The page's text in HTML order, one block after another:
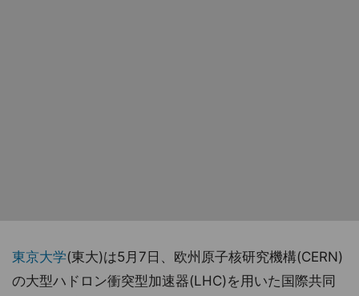
東京大学(東大)は5月7日、欧州原子核研究機構(CERN)
の大型ハドロン衝突型加速器(LHC)を用いた国際共同